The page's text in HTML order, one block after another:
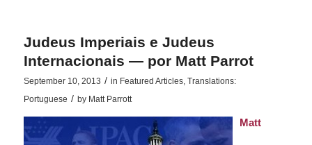
Judeus Imperiais e Judeus
Internacionais — por Matt Parrot
September 10, 2013 / in Featured Articles, Translations:
Portuguese / by Matt Parrott
Matt